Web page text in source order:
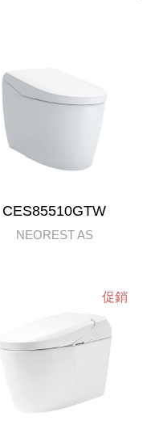
CES85510GTW
NEOREST AS